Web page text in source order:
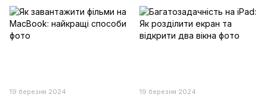
19 березня 2024 19 березня 2024